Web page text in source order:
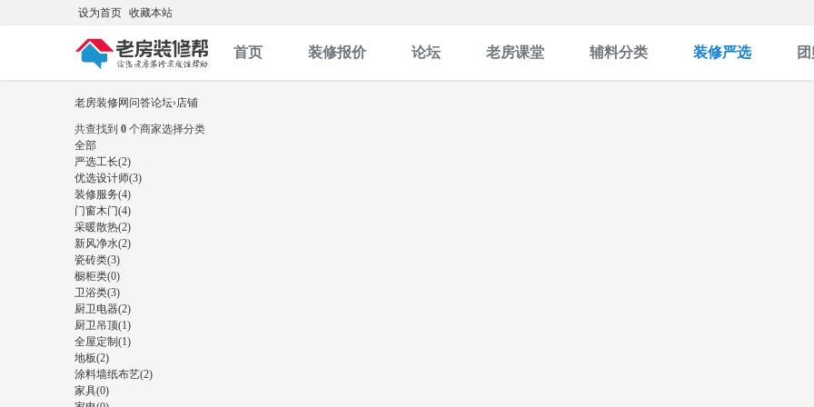
设为首页 收藏本站
首页 装修报价 论坛 老房课堂 辅料分类 装修严选
老房装修网问答论坛›店铺
共查找到 0 个商家选择分类
全部
严选工长(2)
优选设计师(3)
装修服务(4)
门窗木门(4)
采暖散热(2)
新风净水(2)
瓷砖类(3)
橱柜类(0)
卫浴类(3)
厨卫电器(2)
厨卫吊顶(1)
全屋定制(1)
地板(2)
涂料墙纸布艺(2)
家具(0)